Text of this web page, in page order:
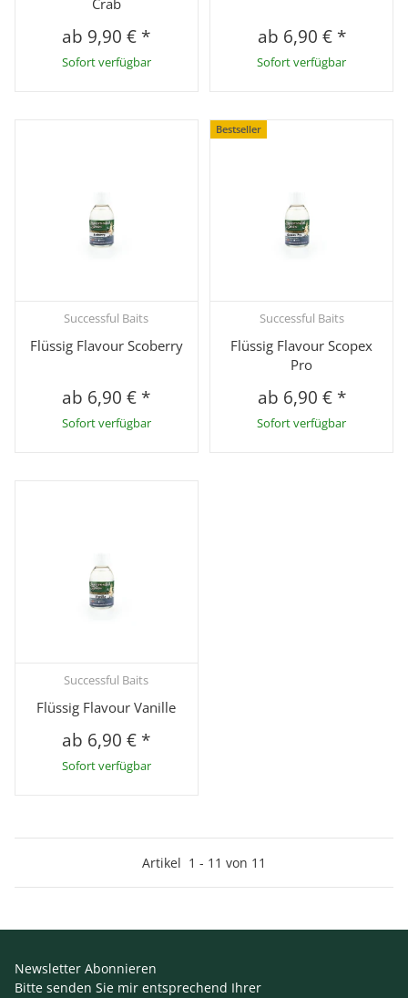
ab 9,90 € *
Sofort verfügbar
ab 6,90 € *
Sofort verfügbar
Successful Baits
Flüssig Flavour Scoberry
ab 6,90 € *
Sofort verfügbar
Bestseller
Successful Baits
Flüssig Flavour Scopex
Pro
ab 6,90 € *
Sofort verfügbar
Successful Baits
Flüssig Flavour Vanille
ab 6,90 € *
Sofort verfügbar
Artikel 1 - 11 von 11
Newsletter Abonnieren
Bitte senden Sie mir entsprechend Ihrer